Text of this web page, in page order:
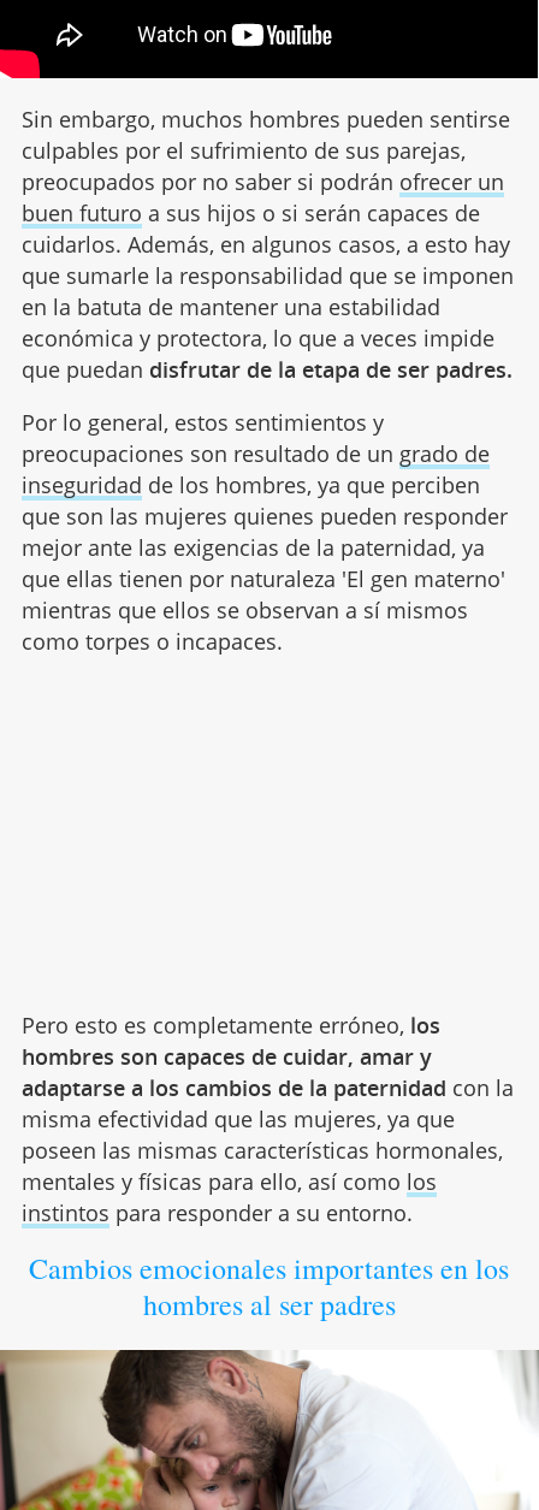
Sin embargo, muchos hombres pueden sentirse
culpables por el sufrimiento de sus parejas,
preocupados por no saber si podrán ofrecer un
buen futuro a sus hijos o si serán capaces de
cuidarlos. Además, en algunos casos, a esto hay
que sumarle la responsabilidad que se imponen
en la batuta de mantener una estabilidad
económica y protectora, lo que a veces impide
que puedan disfrutar de la etapa de ser padres.
Por lo general, estos sentimientos y
preocupaciones son resultado de un grado de
inseguridad de los hombres, ya que perciben
que son las mujeres quienes pueden responder
mejor ante las exigencias de la paternidad, ya
que ellas tienen por naturaleza 'El gen materno'
mientras que ellos se observan a sí mismos
como torpes o incapaces.
Pero esto es completamente erróneo, los
hombres son capaces de cuidar, amar y
adaptarse a los cambios de la paternidad con la
misma efectividad que las mujeres, ya que
poseen las mismas características hormonales,
mentales y físicas para ello, así como los
instintos para responder a su entorno.
Cambios emocionales importantes en los
hombres al ser padres